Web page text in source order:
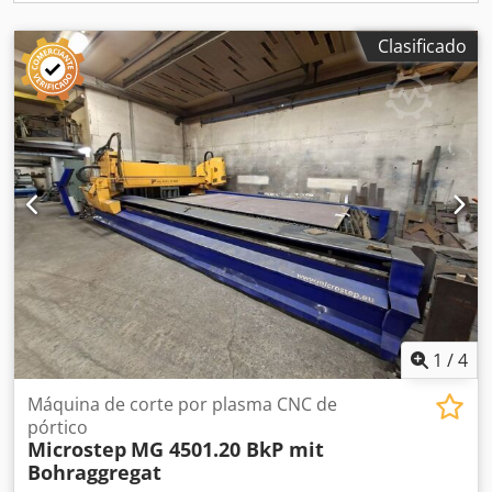
Clasificado
1 /4
Máquina de corte por plasma CNC de
pórtico
Microstep MG 4501.20 BkP mit
Bohraggregat